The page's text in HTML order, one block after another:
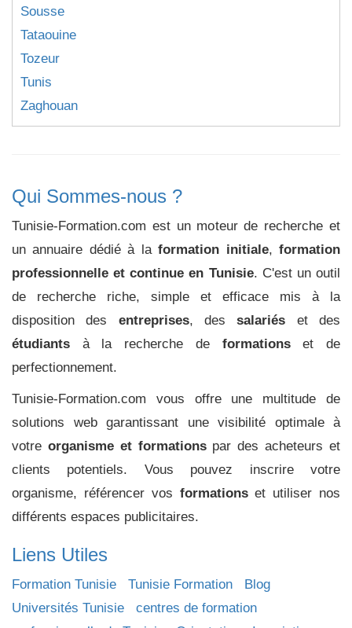
Sousse
Tataouine
Tozeur
Tunis
Zaghouan
Qui Sommes-nous ?
Tunisie-Formation.com est un moteur de recherche et
un annuaire dédié à laformation initiale,formation
professionnelle et continue en Tunisie. C'est un outil
de recherche riche, simple et efficace mis à la
disposition des entreprises, dessalariés et des
étudiants à la recherche de formationset de
perfectionnement.
Tunisie-Formation.com vous offre une multitude de
solutions web garantissant une visibilité optimale à
votre organisme et formationspar des acheteurs et
clients potentiels. Vous pouvez inscrire votre
organisme, référencer vos formationset utiliser nos
différents espaces publicitaires.
Liens Utiles
Formation Tunisie Tunisie Formation
Blog
Universités Tunisie
centres de formation